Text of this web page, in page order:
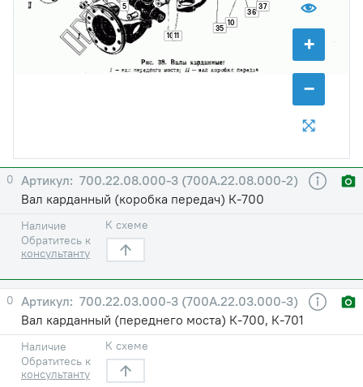
+
−
5
10
10 11
35
36
37
0
700.22.08.000-3 (700А.22.08.000-2)
Вал карданный (коробка передач) К-700
Наличие
Обратитесь к
консультанту
К схеме
0
700.22.03.000-3 (700А.22.03.000-3)
Вал карданный (переднего моста) К-700, К-701
Наличие
Обратитесь к
консультанту
К схеме